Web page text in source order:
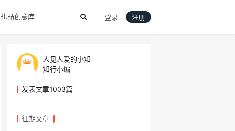
礼品创意库 登录 注册
人见人爱的小知
知行小编
发表文章1003篇
往期文章